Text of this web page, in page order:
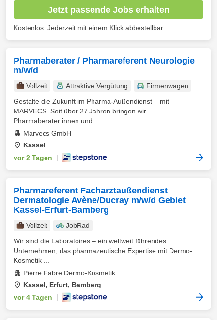
Jetzt passende Jobs erhalten
Kostenlos. Jederzeit mit einem Klick abbestellbar.
Pharmaberater / Pharmareferent Neurologie
m/w/d
Vollzeit Attraktive Vergütung
Firmenwagen
Gestalte die Zukunft im Pharma-Außendienst – mit
MARVECS. Seit über 27 Jahren bringen wir
Pharmaberater:innen und ...
Marvecs GmbH
Kassel
vor 2 Tagen
Pharmareferent Facharztaußendienst
Dermatologie Avène/Ducray m/w/d Gebiet
Kassel-Erfurt-Bamberg
Vollzeit
JobRad
Wir sind die Laboratoires – ein weltweit führendes
Unternehmen, das pharmazeutische Expertise mit Dermo-
Kosmetik ...
Pierre Fabre Dermo-Kosmetik
Kassel, Erfurt, Bamberg
vor 4 Tagen